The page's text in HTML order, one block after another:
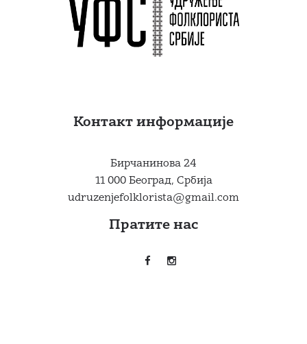
Контакт информације
Бирчанинова 24
11 000 Београд, Србија
udruzenjefolklorista@gmail.com
Пратите нас